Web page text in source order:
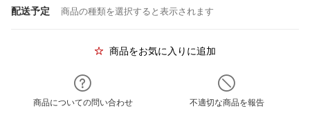
配送予定 商品の種類を選択すると表示されます
商品をお気に入りに追加
商品についての問い合わせ 不適切な商品を報告